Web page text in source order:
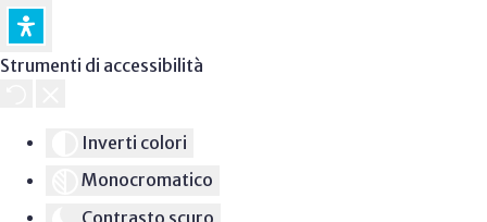
Strumenti di accessibilità
Inverti colori
Monocromatico